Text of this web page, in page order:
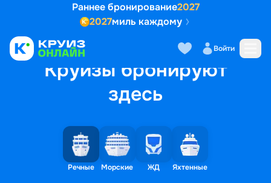
Раннее бронирование2027
2027миль каждому
Войти
Круизы бронируют
здесь
Речные Морские ЖД Яхтенные